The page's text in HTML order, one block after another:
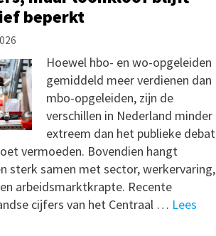
beperkt
Hoewel hbo- en wo-opgeleiden
gemiddeld meer verdienen dan
mbo-opgeleiden, zijn de
verschillen in Nederland minder
extreem dan het publieke debat
vermoeden. Bovendien hangt
sterk samen met sector, werkervaring,
arbeidsmarktkrapte. Recente
cijfers van het Centraal … Lees